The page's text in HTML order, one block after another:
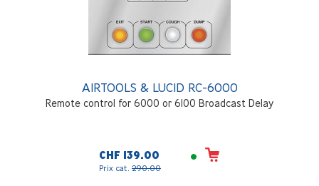
AIRTOOLS & LUCID RC-6000
Remote control for 6000 or 6100 Broadcast Delay
CHF 139.00
Prix cat. 290.00